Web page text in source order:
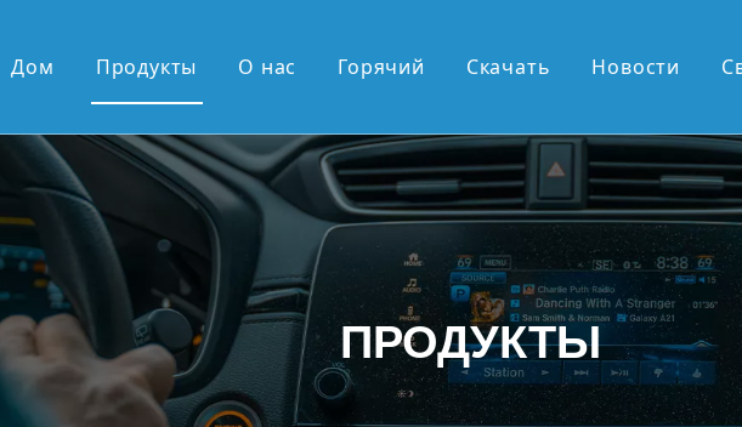
Дом Продукты
13.1' OEM-серия
12,3 'серия OEM
10,36 дюйма, экран 2К
9,7-дюймовый вертикальный экран
7-дюймовая выдвижная панель Android
О нас Горячий Скачать Новости
ПРОДУКТЫ